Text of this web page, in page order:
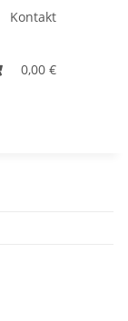
Kontakt
0,00 €